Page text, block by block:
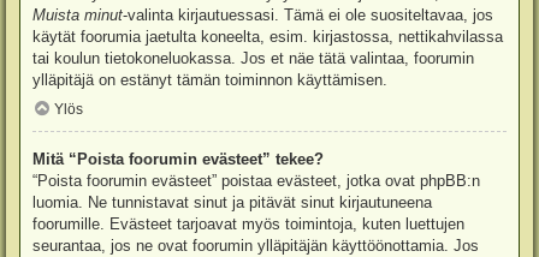
Muista minut-valinta kirjautuessasi. Tämä ei ole suositeltavaa, jos
käytät foorumia jaetulta koneelta, esim. kirjastossa, nettikahvilassa
tai koulun tietokoneluokassa. Jos et näe tätä valintaa, foorumin
ylläpitäjä on estänyt tämän toiminnon käyttämisen.
Ylös
Mitä “Poista foorumin evästeet” tekee?
“Poista foorumin evästeet” poistaa evästeet, jotka ovat phpBB:n
luomia. Ne tunnistavat sinut ja pitävät sinut kirjautuneena
foorumille. Evästeet tarjoavat myös toimintoja, kuten luettujen
seurantaa, jos ne ovat foorumin ylläpitäjän käyttöönottamia. Jos